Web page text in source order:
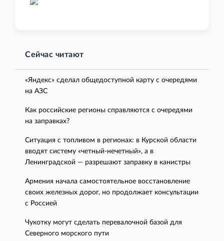
Сейчас читают
«Яндекс» сделал общедоступной карту с очередями
на АЗС
Как российские регионы справляются с очередями
на заправках?
Ситуация с топливом в регионах: в Курской области
вводят систему «четный-нечетный», а в
Ленинградской — разрешают заправку в канистры
Армения начала самостоятельное восстановление
своих железных дорог, но продолжает консультации
с Россией
Чукотку могут сделать перевалочной базой для
Северного морского пути